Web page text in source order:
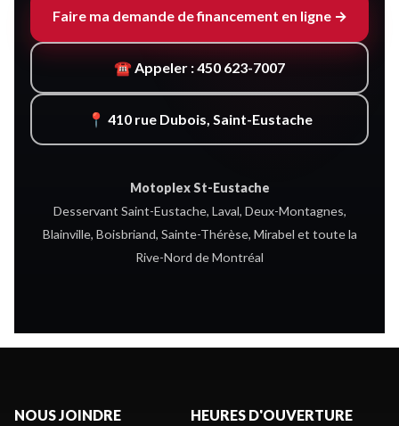
Faire ma demande de financement en ligne →
☎ Appeler : 450 623-7007
📍 410 rue Dubois, Saint-Eustache
Motoplex St-Eustache
Desservant Saint-Eustache, Laval, Deux-Montagnes,
Blainville, Boisbriand, Sainte-Thérèse, Mirabel et toute la
Rive-Nord de Montréal
NOUS JOINDRE HEURES D'OUVERTURE